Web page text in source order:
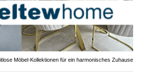
Möbel-Kollektionen für ein harmonisches Zuhause